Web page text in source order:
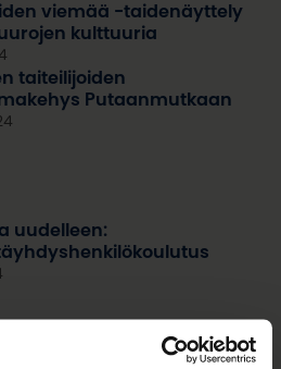
viemää -taidenäyttely
kulttuuria
taiteilijoiden
Putaanmutkaan
uudelleen: